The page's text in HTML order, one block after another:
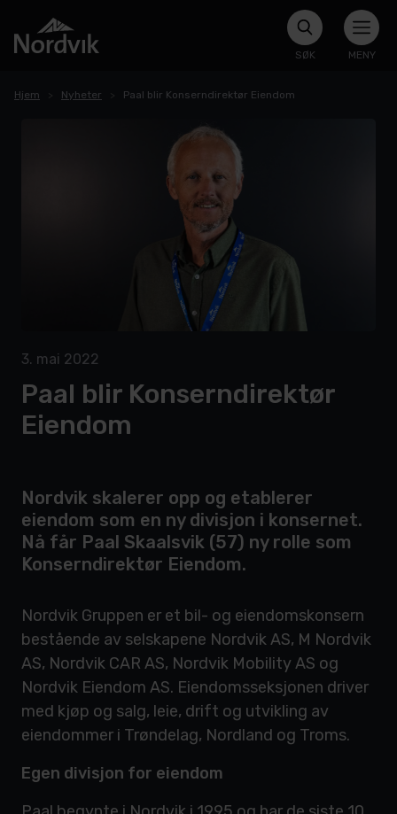
SØK MENY
Hjem Nyheter Paal blir Konserndirektør Eiendom
3. mai 2022
Paal blir Konserndirektør
Eiendom
Nordvik skalerer opp og etablerer
eiendom som en ny divisjon i konsernet.
Nå får Paal Skaalsvik (57) ny rolle som
Konserndirektør Eiendom.
Nordvik Gruppen er et bil- og eiendomskonsern
bestående av selskapene Nordvik AS, M Nordvik
AS, Nordvik CAR AS, Nordvik Mobility AS og
Nordvik Eiendom AS. Eiendomsseksjonen driver
med kjøp og salg, leie, drift og utvikling av
eiendommer i Trøndelag, Nordland og Troms.
Egen divisjon for eiendom